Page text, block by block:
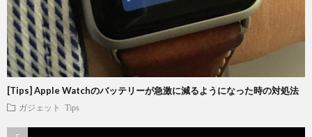
[Tips] Apple Watchのバッテリーが急激に減るようになった時の対処法
ガジェット Tips